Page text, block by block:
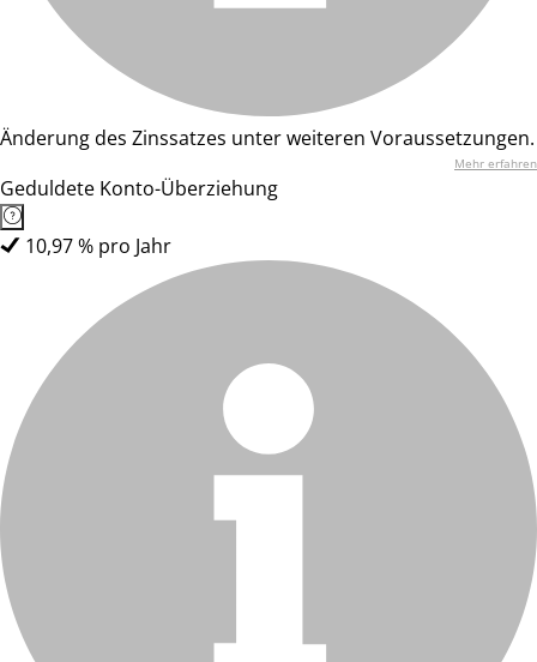
Änderung des Zinssatzes unter weiteren Voraussetzungen.
Mehr erfahren
Geduldete Konto-Überziehung
10,97 % pro Jahr